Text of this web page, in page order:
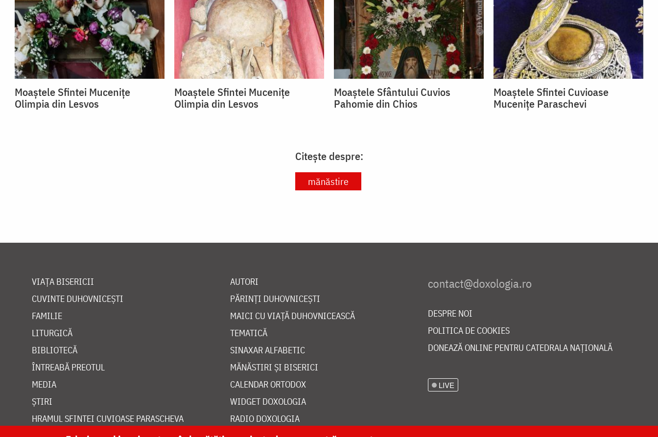
Moaștele Sfintei Mucenițe
Olimpia din Lesvos
Moaștele Sfintei Mucenițe
Olimpia din Lesvos
Moaștele Sfântului Cuvios
Pahomie din Chios
Moaștele Sfintei Cuvioase
Mucenițe Paraschevi
Citește despre:
mănăstire
VIAȚA BISERICII
CUVINTE DUHOVNICEȘTI
FAMILIE
LITURGICĂ
BIBLIOTECĂ
ÎNTREABĂ PREOTUL
MEDIA
ȘTIRI
HRAMUL SFINTEI CUVIOASE PARASCHEVA
AUTORI
PĂRINȚI DUHOVNICEȘTI
MAICI CU VIAȚĂ DUHOVNICEASCĂ
TEMATICĂ
SINAXAR ALFABETIC
MĂNĂSTIRI ȘI BISERICI
CALENDAR ORTODOX
WIDGET DOXOLOGIA
RADIO DOXOLOGIA
DESPRE NOI
POLITICA DE COOKIES
DONEAZĂ ONLINE PENTRU CATEDRALA NAȚIONALĂ
LIVE